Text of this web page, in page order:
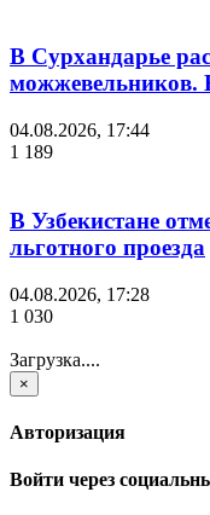
В Сурхандарье
можжевельников.
04.08.2026, 17:44
1 189
В Узбекистане
льготного проезда
04.08.2026, 17:28
1 030
Загрузка....
×
Авторизация
Войти через